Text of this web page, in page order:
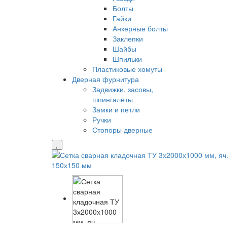
Болты
Гайки
Анкерные болты
Заклепки
Шайбы
Шпильки
Пластиковые хомуты
Дверная фурнитура
Задвижки, засовы,
шпингалеты
Замки и петли
Ручки
Стопоры дверные